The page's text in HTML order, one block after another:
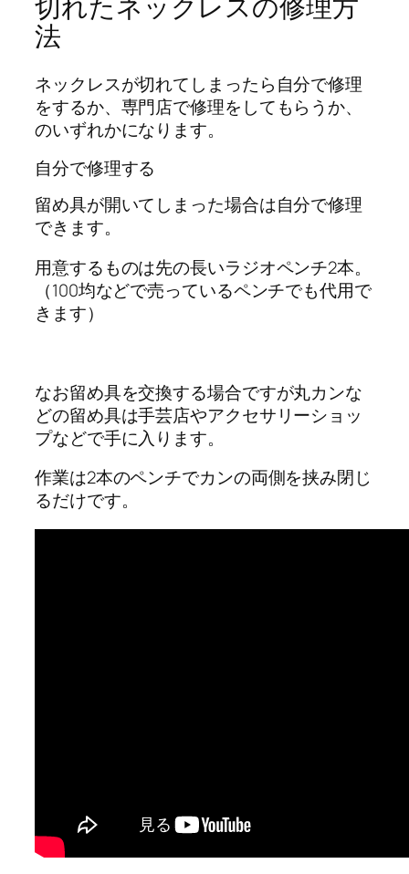
切れたネックレスの修理方
法
ネックレスが切れてしまったら自分で修理
をするか、専門店で修理をしてもらうか、
のいずれかになります。
自分で修理する
留め具が開いてしまった場合は自分で修理
できます。
用意するものは先の長いラジオペンチ2本。
（100均などで売っているペンチでも代用で
きます）
なお留め具を交換する場合ですが丸カンな
どの留め具は手芸店やアクセサリーショッ
プなどで手に入ります。
作業は2本のペンチでカンの両側を挟み閉じ
るだけです。